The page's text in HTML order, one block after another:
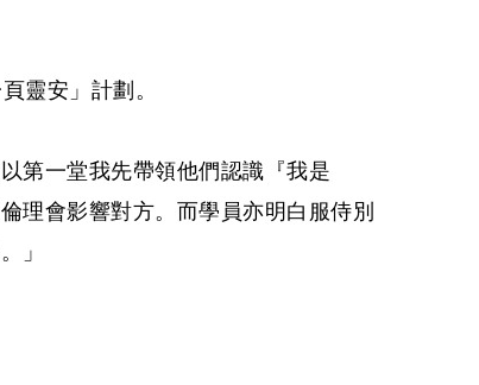
靈安 」計劃。
第一堂我先帶領他們認識『我是
理會影響對方。而學員亦明白服侍別
」